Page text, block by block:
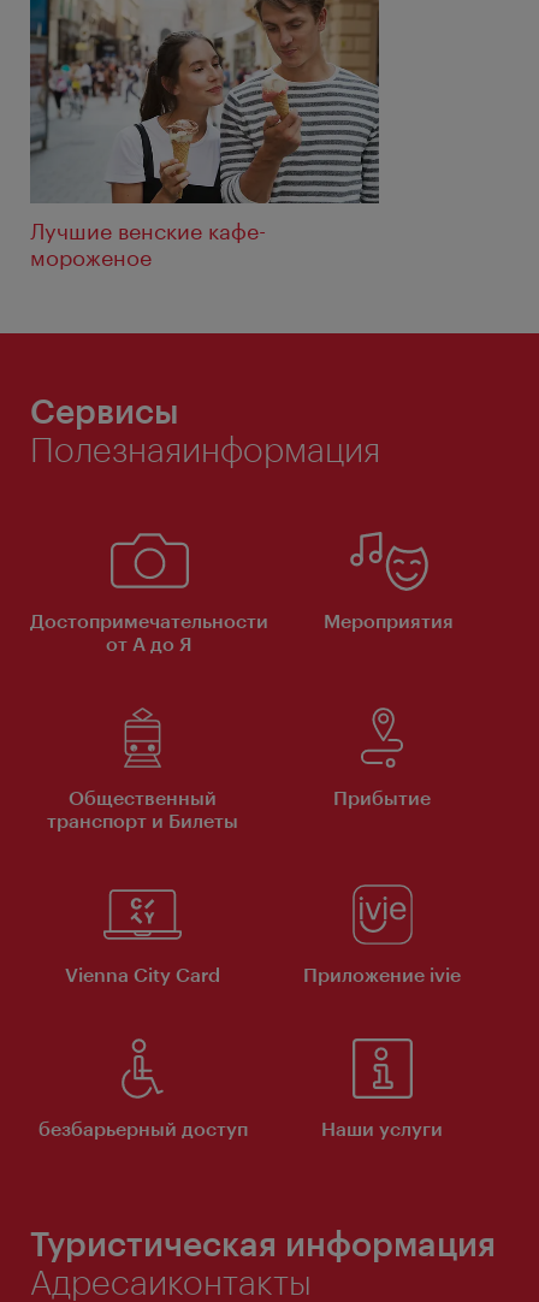
Лучшие венские кафе-
мороженое
Сервисы
Полезнаяинформация
Достопримечательности
от А до Я
Мероприятия
Общественный
транспорт и Билеты
Прибытие
Vienna City Card Приложение ivie
безбарьерный доступ Наши услуги
Туристическая информация
Адресаиконтакты